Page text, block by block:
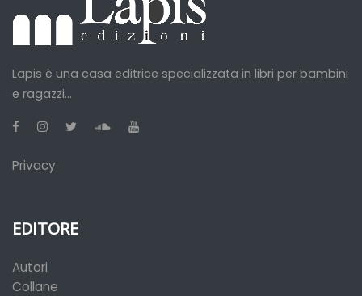
Lapis è una casa editrice specializzata in libri per bambini
e ragazzi...
Privacy
EDITORE
Autori
Collane